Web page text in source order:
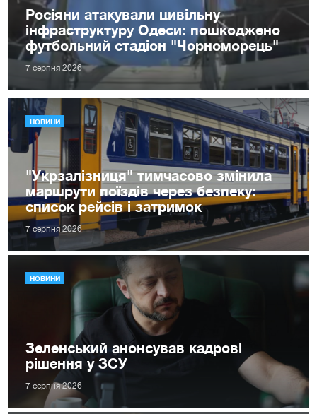
Росіяни атакували цивільну
інфраструктуру Одеси: пошкоджено
футбольний стадіон "Чорноморець"
7 серпня 2026
НОВИНИ
"Укрзалізниця" тимчасово змінила
маршрути поїздів через безпеку:
список рейсів і затримок
7 серпня 2026
НОВИНИ
Зеленський анонсував кадрові
рішення у ЗСУ
7 серпня 2026